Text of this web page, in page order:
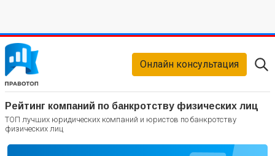
Рейтинг компаний по банкротству физических лиц
ТОП лучших юридических компаний и юристов по банкротству
физических лиц
Онлайн консультация